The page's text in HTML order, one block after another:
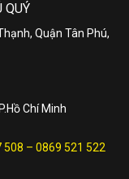
QUÝ
Quận Tân Phú,
Chí Minh
508 – 0869 521 522